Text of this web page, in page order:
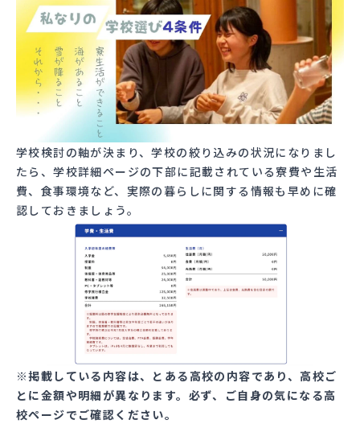
学校検討の軸が決まり、学校の絞り込みの状況になりまし
たら、学校詳細ページの下部に記載されている寮費や生活
費、食事環境など、実際の暮らしに関する情報も早めに確
認しておきましょう。
※掲載している内容は、とある高校の内容であり、高校ご
とに金額や明細が異なります。必ず、ご自身の気になる高
校ページでご確認ください。